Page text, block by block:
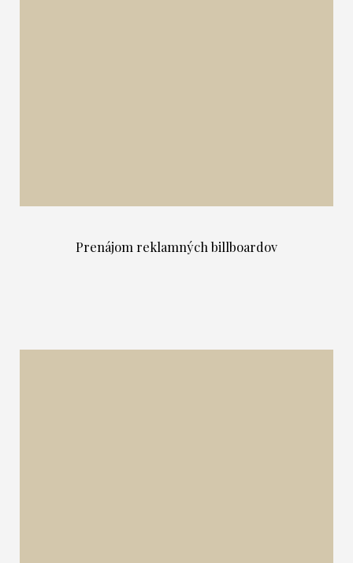
Prenájom reklamných billboardov